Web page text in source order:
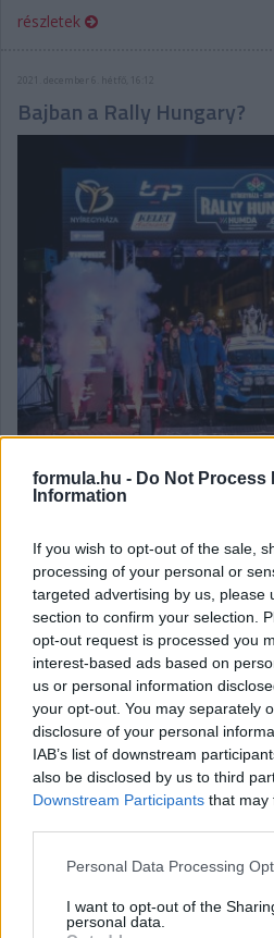
formula.hu - Do Not Process
Information
If you wish to opt-out of the sale,
processing of your personal or
targeted advertising by us, please
section to confirm your selection.
opt-out request is processed you
interest-based ads based on
us or personal information
your opt-out. You may separately
disclosure of your personal
IAB’s list of downstream
also be disclosed by us to third
Downstream Participants that may
Please note that this website/app
not limited to your visit or usage
grant or deny consent to Google
Personal Data Processing
I want to opt-out of the
personal data.
részletek
2021. december 6. hétfő, 16:12
Bajban a Rally Hungary?
A hírek szerint veszélybe került a
megrendezése - az MNASZ
véglegesítik csak a versenynaptárat.
2021. október 29. péntek, 16:36
Kritikák kereszttüzében a
rendező válaszol